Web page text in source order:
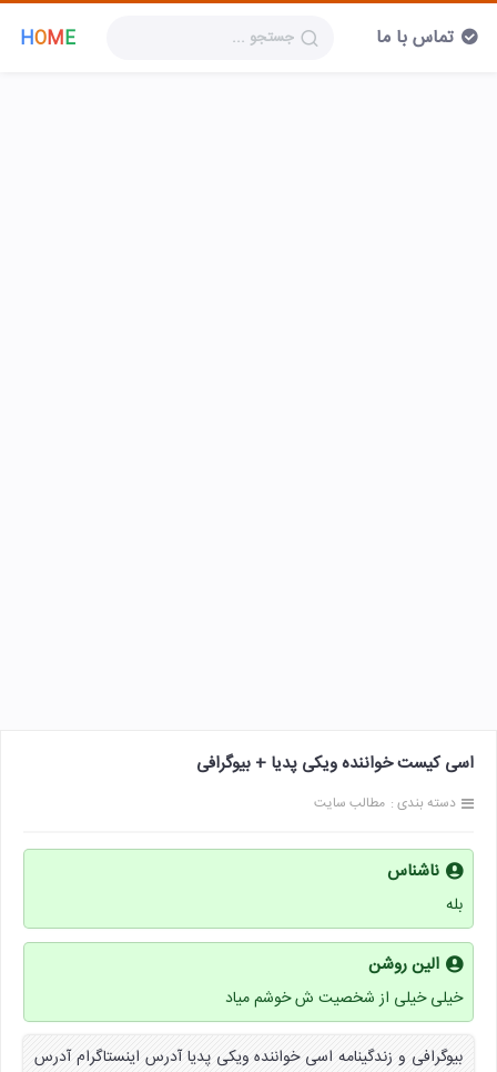
HOME تماس با ما
اسی کیست خواننده ویکی پدیا + بیوگرافی
دسته بندی : مطالب سایت
ناشناس
بله
الین روشن
خیلی خیلی از شخصیت ش خوشم میاد
بیوگرافی و زندگینامه اسی خواننده ویکی پدیا آدرس اینستاگرام آدرس